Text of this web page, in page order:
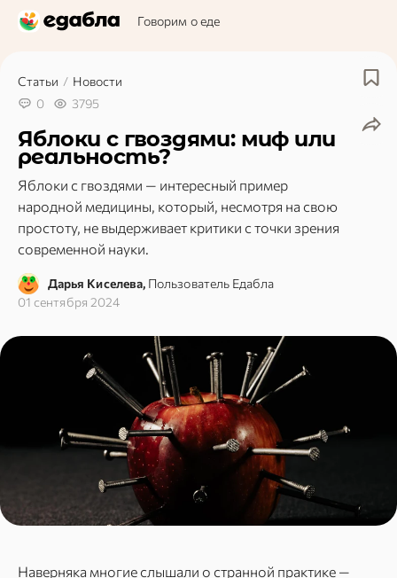
Говорим о еде
Статьи / Новости
0
3795
Яблоки с гвоздями: миф или
реальность?
Яблоки с гвоздями — интересный пример
народной медицины, который, несмотря на свою
простоту, не выдерживает критики с точки зрения
современной науки.
Дарья Киселева, Пользователь Едабла
01 сентября 2024
Наверняка многие слышали о странной практике —